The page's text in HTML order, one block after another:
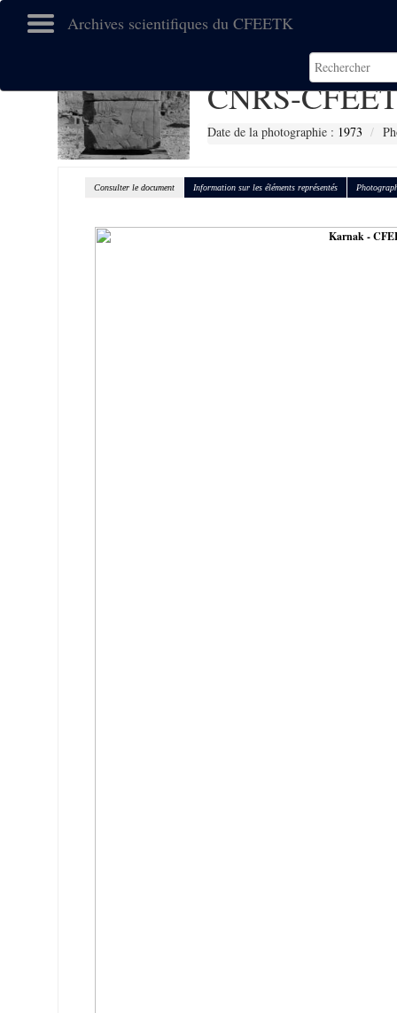
Archives scientifiques du CFEETK
CNRS-
Date de la photographie : 1973
Consulter le document Information sur les éléments représentés